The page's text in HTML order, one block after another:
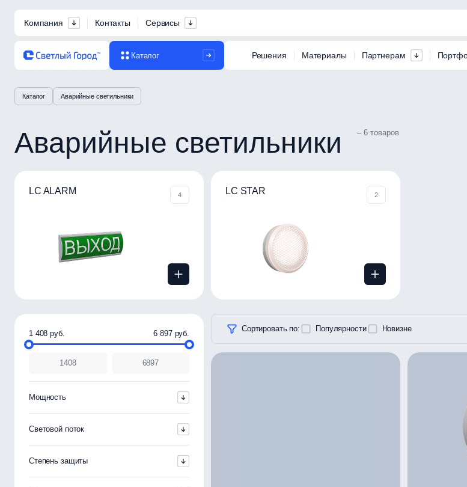
Компания Контакты Сервисы
Каталог Решения Материалы Партнерам
Каталог Аварийные светильники
Аварийные светильники – 6 товаров
LC ALARM 4 LC STAR 2
1 408 руб. 6 897 руб.
Мощность
Световой поток
Степень защиты
Сортировать по: Популярности Новизне